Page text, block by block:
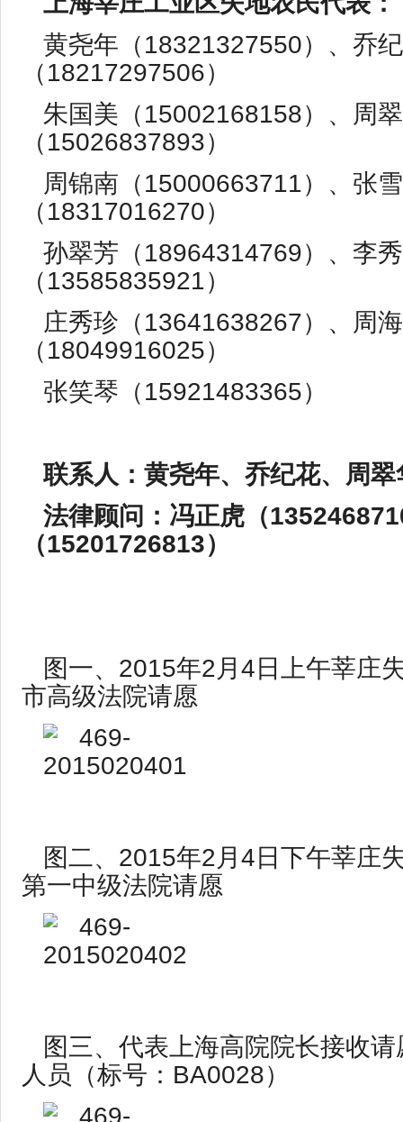
黄尧年（18321327550）、乔
（18217297506）
朱国美（15002168158）、周
（15026837893）
周锦南（15000663711）、张
（18317016270）
孙翠芳（18964314769）、李
（13585835921）
庄秀珍（13641638267）、周
（18049916025）
张笑琴（15921483365）
联系人：黄尧年、乔纪花、周翠
法律顾问：冯正虎（
（15201726813）
图一、2015年2月4日上午莘庄
市高级法院请愿
图二、2015年2月4日下午莘庄
第一中级法院请愿
图三、代表上海高院院长接收
人员（标号：BA0028）